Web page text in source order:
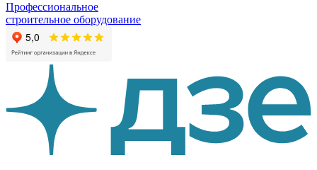
Профессиональное
строительное оборудование